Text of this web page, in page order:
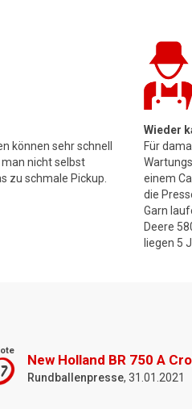
können sehr schnell
nicht selbst
zu schmale Pickup.
Wieder
Für
einem
die
Garn
Deere
liegen 5
New Holland BR 750 A
Rundballenpresse, 31.01.2021